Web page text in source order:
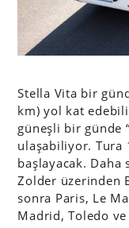
Stella Vita bir
km) yol kat
güneşli bir günde
ulaşabiliyor. Tura
başlayacak.
Zolder üzerinden
sonra Paris, Le
Madrid, Toledo ve